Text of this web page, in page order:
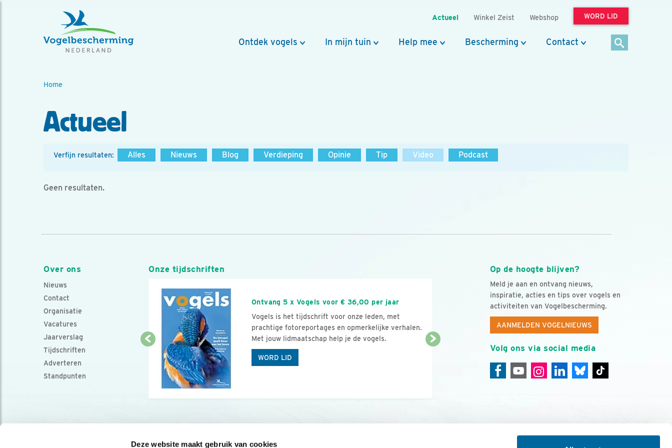
Deze website maakt gebruik van cookies
Actueel Winkel Zeist Webshop WORD LID
Ontdek vogels In mijn tuin Help mee Bescherming Contact
Home
Actueel
Verfijn resultaten: Alles Nieuws Blog Verdieping Opinie Tip Video Podcast
Geen resultaten.
Over ons
Nieuws
Contact
Organisatie
Vacatures
Jaarverslag
Tijdschriften
Adverteren
Standpunten
Op de hoogte blijven?
Meld je aan en ontvang nieuws,
inspiratie, acties en tips over vogels en
activiteiten van Vogelbescherming.
AANMELDEN VOGELNIEUWS
Volg ons via social media
Onze tijdschriften
Ontvang 5 x Vogels voor € 36,00 per jaar
Vogels is het tijdschrift voor onze leden, met
prachtige fotoreportages en opmerkelijke verhalen.
Met jouw lidmaatschap help je de vogels.
WORD LID